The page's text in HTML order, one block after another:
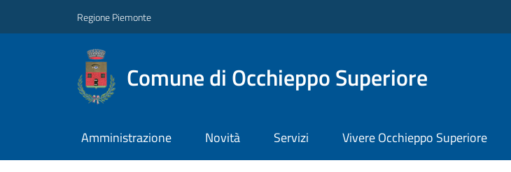
Regione Piemonte
Comune di Occhieppo Superiore
Amministrazione Novità Servizi Vivere Occhieppo Superiore